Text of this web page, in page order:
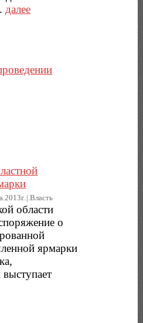
далее
области
о
ярмарки